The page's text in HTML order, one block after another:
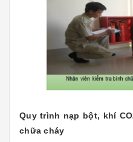
Quy trình nạp bột, khí
chữa cháy